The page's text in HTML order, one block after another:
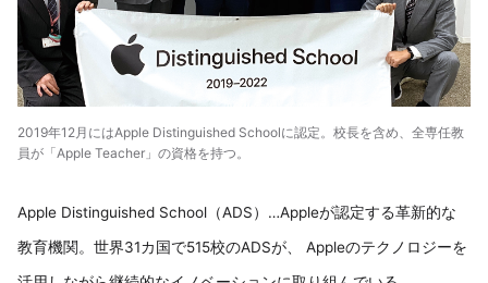
2019年12月にはApple Distinguished Schoolに認定。校長を含め、全専任教
員が「Apple Teacher」の資格を持つ。
Apple Distinguished School（ADS）…Appleが認定する革新的な
教育機関。世界31カ国で515校のADSが、 Appleのテクノロジーを